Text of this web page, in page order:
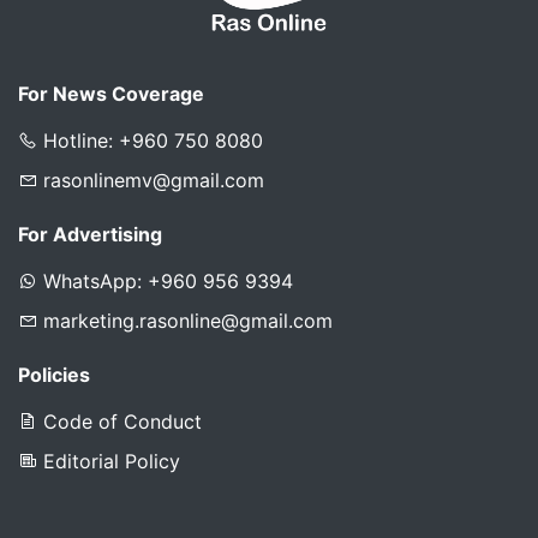
For News Coverage
Hotline: +960 750 8080
rasonlinemv@gmail.com
For Advertising
WhatsApp: +960 956 9394
marketing.rasonline@gmail.com
Policies
Code of Conduct
Editorial Policy